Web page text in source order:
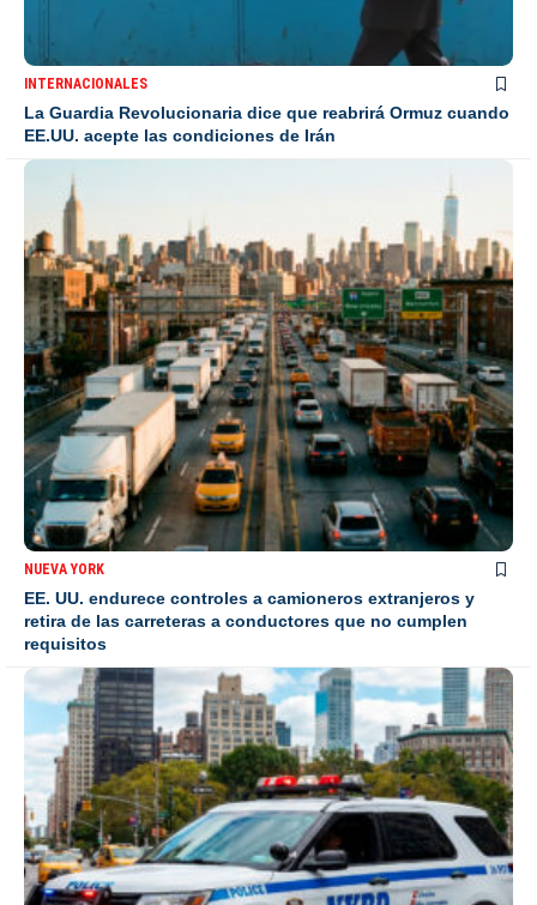
INTERNACIONALES
La Guardia Revolucionaria dice que reabrirá Ormuz cuando
EE.UU. acepte las condiciones de Irán
NUEVA YORK
EE. UU. endurece controles a camioneros extranjeros y
retira de las carreteras a conductores que no cumplen
requisitos